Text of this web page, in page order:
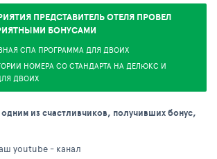
ПРЕДСТАВИТЕЛЬ ОТЕЛЯ ПРОВЕЛ
БОНУСАМИ
СПА ПРОГРАММА ДЛЯ ДВОИХ
НОМЕРА СО СТАНДАРТА НА ДЕЛЮКС И
ДВОИХ
из счастливчиков, получивших бонус,
youtube - канал